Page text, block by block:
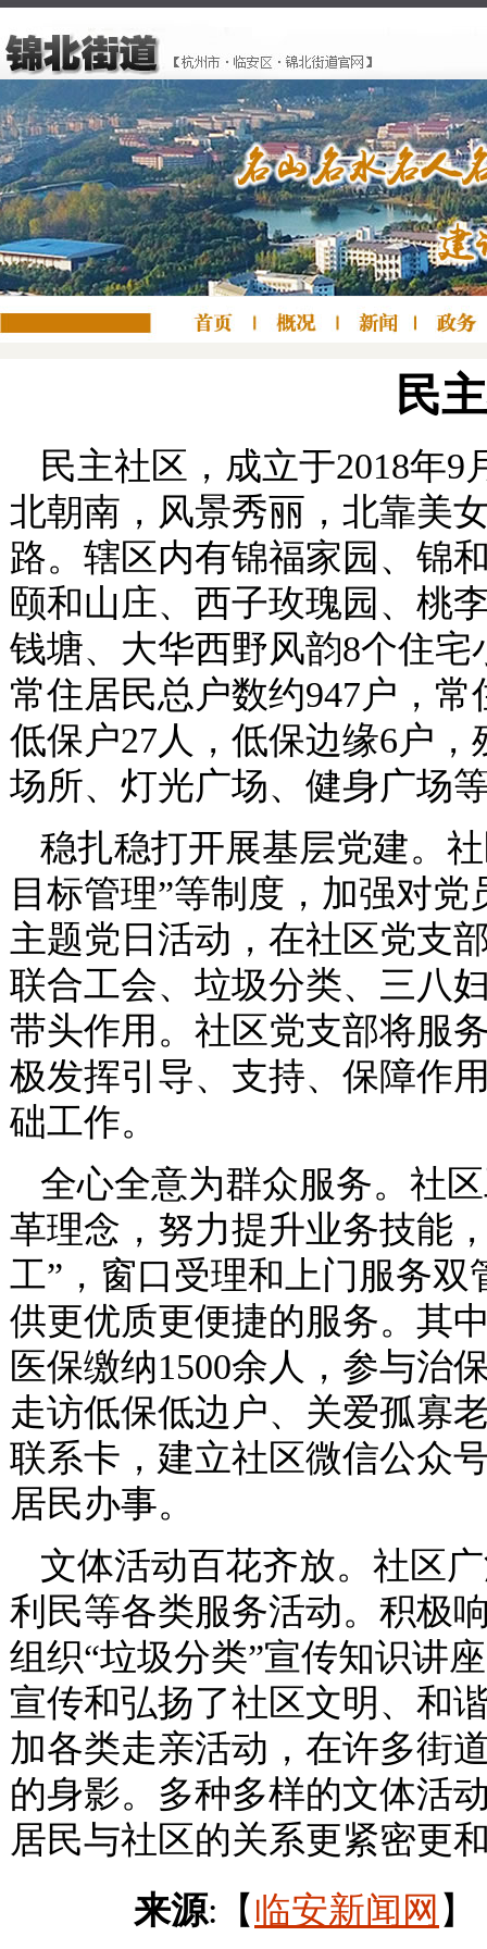
民
民主社区，成立于2018年
北朝南，风景秀丽，北靠美
路。辖区内有锦福家园、锦
颐和山庄、西子玫瑰园、桃
钱塘、大华西野风韵8个住宅
常住居民总户数约947户，
低保户27人，低保边缘6户
场所、灯光广场、健身广场
稳扎稳打开展基层党建。
目标管理”等制度，加强对
主题党日活动，在社区党支
联合工会、垃圾分类、三八
带头作用。社区党支部将服
极发挥引导、支持、保障作
础工作。
全心全意为群众服务。社
革理念，努力提升业务技能
工”，窗口受理和上门服务
供更优质更便捷的服务。其
医保缴纳1500余人，参与治
走访低保低边户、关爱孤寡
联系卡，建立社区微信公众
居民办事。
文体活动百花齐放。社区
利民等各类服务活动。积极
组织“垃圾分类”宣传知识讲
宣传和弘扬了社区文明、和
加各类走亲活动，在许多街
的身影。多种多样的文体活
居民与社区的关系更紧密更
来源:【 临安新闻网